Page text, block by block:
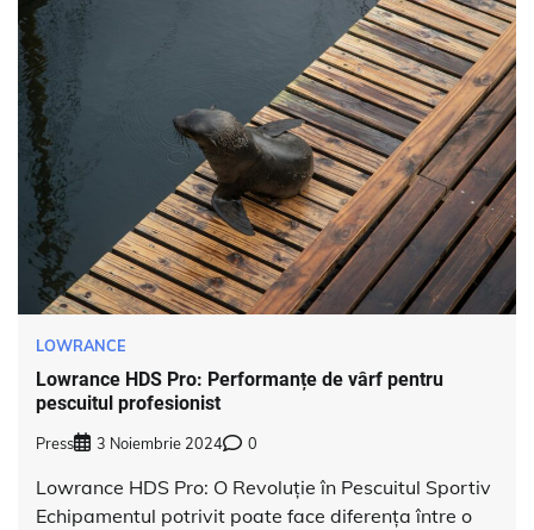
LOWRANCE
Lowrance HDS Pro: Performanțe de vârf pentru
pescuitul profesionist
Press 3 Noiembrie 2024 0
Lowrance HDS Pro: O Revoluție în Pescuitul Sportiv
Echipamentul potrivit poate face diferența între o